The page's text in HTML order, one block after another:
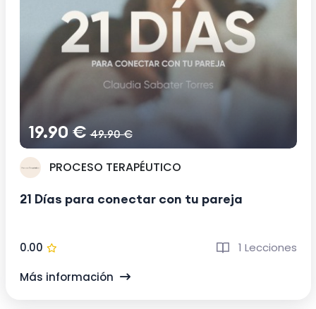
19.90 €49.90 €
PROCESO TERAPÉUTICO
21 Días para conectar con tu pareja
0.00
1 Lecciones
Más información